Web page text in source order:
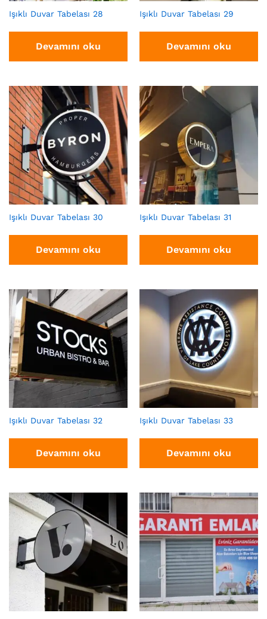
Işıklı Duvar Tabelası 28
Devamını oku
Işıklı Duvar Tabelası 29
Devamını oku
Işıklı Duvar Tabelası 30
Devamını oku
Işıklı Duvar Tabelası 31
Devamını oku
Işıklı Duvar Tabelası 32
Devamını oku
Işıklı Duvar Tabelası 33
Devamını oku